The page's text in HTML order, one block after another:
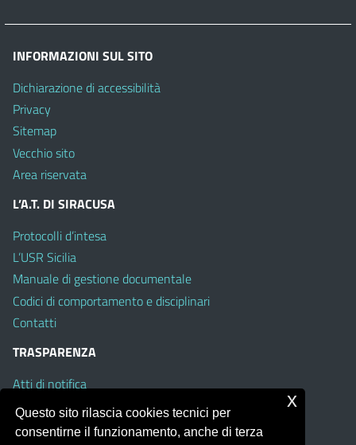
INFORMAZIONI SUL SITO
Dichiarazione di accessibilità
Privacy
Sitemap
Vecchio sito
Area riservata
L’A.T. DI SIRACUSA
Protocolli d’intesa
L’USR Sicilia
Manuale di gestione documentale
Codici di comportamento e disciplinari
Contatti
TRASPARENZA
Atti di notifica
Albo on line
Amministrazione Trasparente
Questo sito rilascia cookies tecnici per
consentirne il funzionamento, anche di terza
x